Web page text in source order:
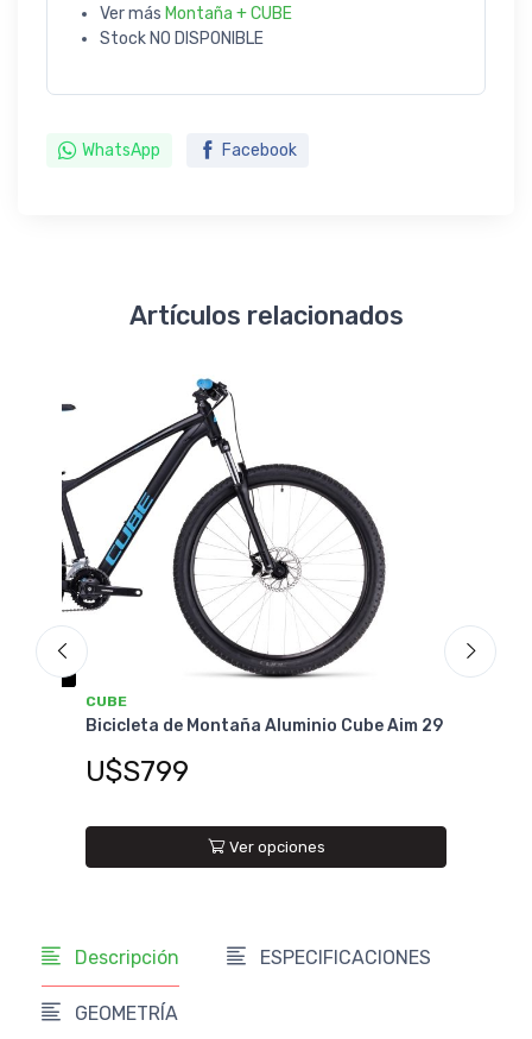
Ver más Montaña + CUBE
Stock NO DISPONIBLE
WhatsApp Facebook
Artículos relacionados
CUBE
Bicicleta de Montaña Aluminio Cube Aim 29
U$S799
Ver opciones
Descripción ESPECIFICACIONES
GEOMETRÍA